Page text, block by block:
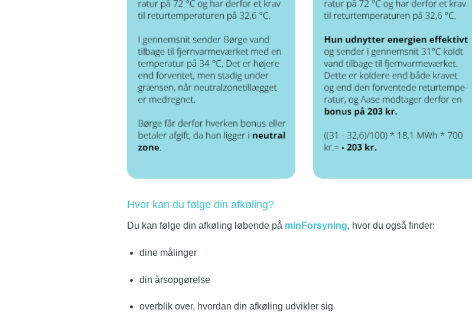
Hvor kan du følge din afkøling?
Du kan følge din afkøling løbende på minForsyning, hvor du også finder:
dine målinger
din årsopgørelse
overblik over, hvordan din afkøling udvikler sig